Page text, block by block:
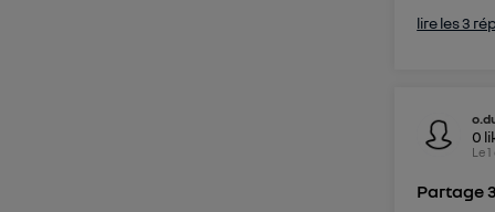
lire les 3
0
Le
Partage